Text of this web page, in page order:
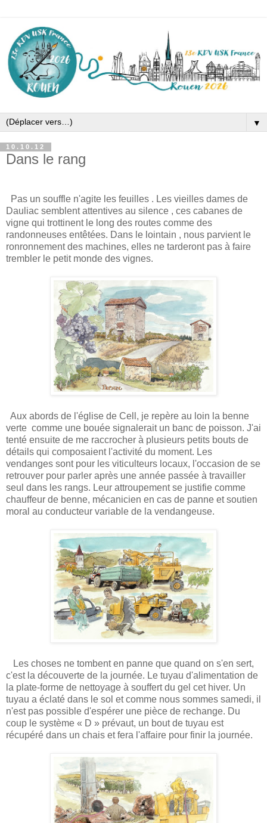
▼
10.10.12
Dans le rang
Pas un souffle n'agite les feuilles . Les vieilles dames de
Dauliac semblent attentives au silence , ces cabanes de
vigne qui trottinent le long des routes comme des
randonneuses entêtées. Dans le lointain , nous parvient le
ronronnement des machines, elles ne tarderont pas à faire
trembler le petit monde des vignes.
Aux abords de l'église de Cell, je repère au loin la benne
verte comme une bouée signalerait un banc de poisson. J'ai
tenté ensuite de me raccrocher à plusieurs petits bouts de
détails qui composaient l'activité du moment. Les
vendanges sont pour les viticulteurs locaux, l'occasion de se
retrouver pour parler après une année passée à travailler
seul dans les rangs. Leur attroupement se justifie comme
chauffeur de benne, mécanicien en cas de panne et soutien
moral au conducteur variable de la vendangeuse.
Les choses ne tombent en panne que quand on s'en sert,
c'est la découverte de la journée. Le tuyau d'alimentation de
la plate-forme de nettoyage à souffert du gel cet hiver. Un
tuyau a éclaté dans le sol et comme nous sommes samedi, il
n'est pas possible d'espérer une pièce de rechange. Du
coup le système « D » prévaut, un bout de tuyau est
récupéré dans un chais et fera l'affaire pour finir la journée.